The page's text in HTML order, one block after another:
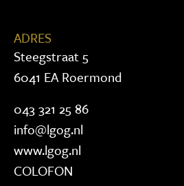
ADRES
Steegstraat 5
6041 EA Roermond
043 321 25 86
info@lgog.nl
www.lgog.nl
COLOFON